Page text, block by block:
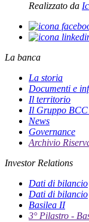
Realizzato da
La banca
La storia
Documenti e
Il territorio
Il Gruppo BCC
News
Governance
Archivio
Investor Relations
Dati di bilancio
Dati di bilancio
Basilea II
3° Pilastro -